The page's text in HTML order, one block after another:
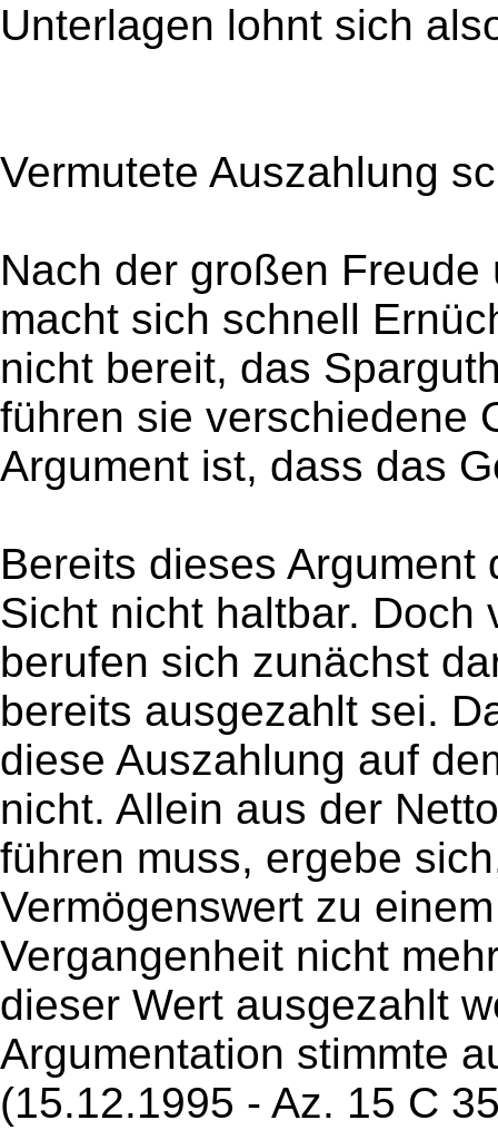
Unterlagen lohnt sich
Vermutete Auszahlung
Nach der großen
macht sich schnell
nicht bereit, das
führen sie verschiedene
Argument ist, dass das
Bereits dieses
Sicht nicht haltbar. Doch
berufen sich zunächst
bereits ausgezahlt sei.
diese Auszahlung auf
nicht. Allein aus der
führen muss, ergebe
Vermögenswert zu
Vergangenheit nicht
dieser Wert ausgezahlt
Argumentation stimmte
(15.12.1995 - Az. 15 C